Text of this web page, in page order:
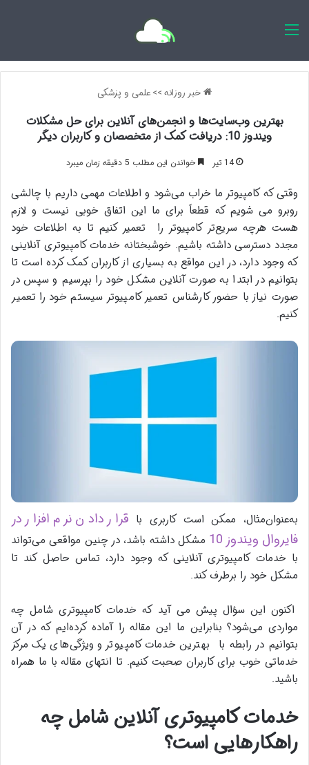
خبر روزانه>>علمی و پزشکی
بهترین وب‌سایت‌ها و انجمن‌های آنلاین برای حل مشکلات
ویندوز 10: دریافت کمک از متخصصان و کاربران دیگر
14 تیر خواندن این مطلب 5 دقیقه زمان میبرد
وقتی که کامپیوتر ما خراب می‌شود و اطلاعات مهمی داریم با چالشی
روبرو می شویم که قطعاً برای ما این اتفاق خوبی نیست و لازم
هست هرچه سریع‌تر کامپیوتر را تعمیر کنیم تا به اطلاعات خود
مجدد دسترسی داشته باشیم. خوشبختانه خدمات کامپیوتری آنلاینی
که وجود دارد، در این مواقع به بسیاری از کاربران کمک کرده است تا
بتوانیم در ابتدا به صورت آنلاین مشکل خود را بپرسیم و سپس در
صورت نیاز با حضور کارشناس تعمیر کامپیوتر سیستم خود را تعمیر
کنیم.
به‌عنوان‌مثال، ممکن است کاربری با قرار دادن نرم افزار در
فایروال ویندوز 10
مشکل داشته باشد، در چنین مواقعی می‌تواند
با خدمات کامپیوتری آنلاینی که وجود دارد، تماس حاصل کند تا
مشکل خود را برطرف کند.
اکنون این سؤال پیش می آید که خدمات کامپیوتری شامل چه
مواردی می‌‌شود؟ بنابراین ما این مقاله را آماده کرده‌ایم که در آن
بتوانیم در رابطه با
بهترین خدمات کامپیوتر و ویژگی‌های یک مرکز
خدماتی خوب برای کاربران صحبت کنیم. تا انتهای مقاله با ما همراه
باشید.
خدمات کامپیوتری آنلاین شامل چه
راهکارهایی است؟